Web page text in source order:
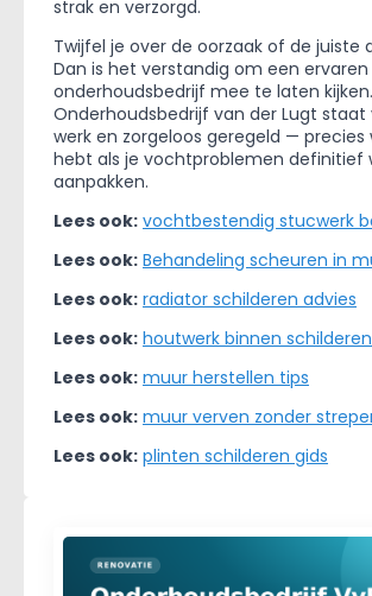
strak en verzorgd.
Twijfel je over de oorzaak of de juiste
Dan is het verstandig om een ervaren
onderhoudsbedrijf mee te laten kijken.
Onderhoudsbedrijf van der Lugt staat
werk en zorgeloos geregeld — precies
hebt als je vochtproblemen definitief
aanpakken.
Lees ook: vochtbestendig stucwerk
Lees ook: Behandeling scheuren in
Lees ook: radiator schilderen advies
Lees ook: houtwerk binnen
Lees ook: muur herstellen tips
Lees ook: muur verven zonder
Lees ook: plinten schilderen gids